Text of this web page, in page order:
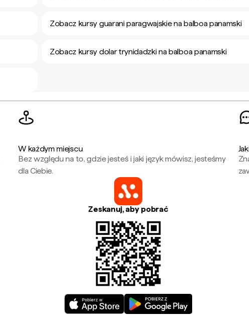
Zobacz kursy guarani paragwajskie na balboa panamski
Zobacz kursy dolar trynidadzki na balboa panamski
W każdym miejscu
Bez względu na to, gdzie jesteś i jaki język mówisz, jesteśmy
dla Ciebie.
Zeskanuj, aby pobrać